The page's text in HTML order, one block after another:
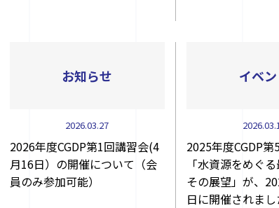
お知らせ
2026.03.27
2026年度CGDP第1回講習会(4
月16日）の開催について（会
員のみ参加可能）
イベ
2025年度CGDP
「水資源をめぐ
その展望」が、
日に開催されまし